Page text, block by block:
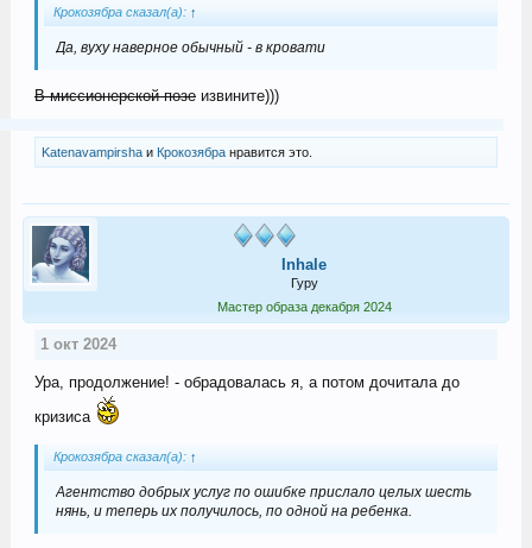
Крокозябра сказал(а): ↑
Да, вуху наверное обычный - в кровати
В миссионерской позеизвините)))
Katenavampirshaи Крокозябранравится это.
Inhale
Гуру
Мастер образа декабря 2024
1 окт 2024
Ура, продолжение! - обрадовалась я, а потом дочитала до
кризиса
Крокозябра сказал(а): ↑
Агентство добрых услуг по ошибке прислало целых шесть
нянь, и теперь их получилось, по одной на ребенка.